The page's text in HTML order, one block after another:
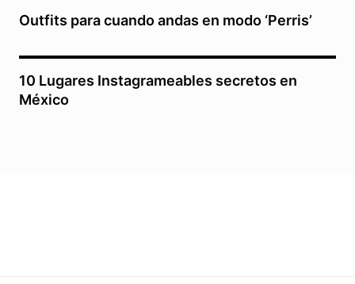
Outfits para cuando andas en modo ‘Perris’
10 Lugares Instagrameables secretos en
México